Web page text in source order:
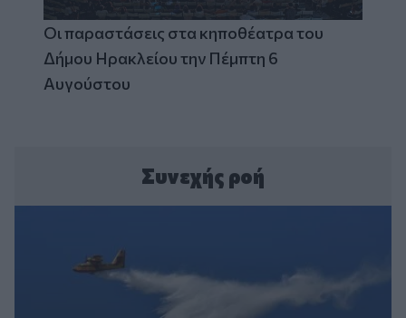
Οι παραστάσεις στα κηποθέατρα του
Δήμου Ηρακλείου την Πέμπτη 6
Αυγούστου
Συνεχής ροή